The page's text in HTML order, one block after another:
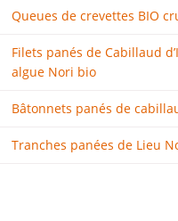
Queues de crevettes BIO
Filets panés de Cabillaud
algue Nori bio
Bâtonnets panés de
Tranches panées de Lieu